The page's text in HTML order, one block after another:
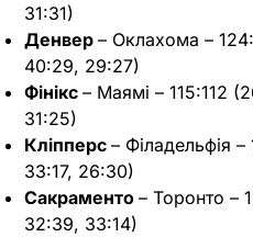
31:31)
Денвер – Оклахома –
40:29, 29:27)
Фінікс – Маямі – 115:112
31:25)
Кліпперс – Філадельфія
33:17, 26:30)
Сакраменто – Торонто –
32:39, 33:14)